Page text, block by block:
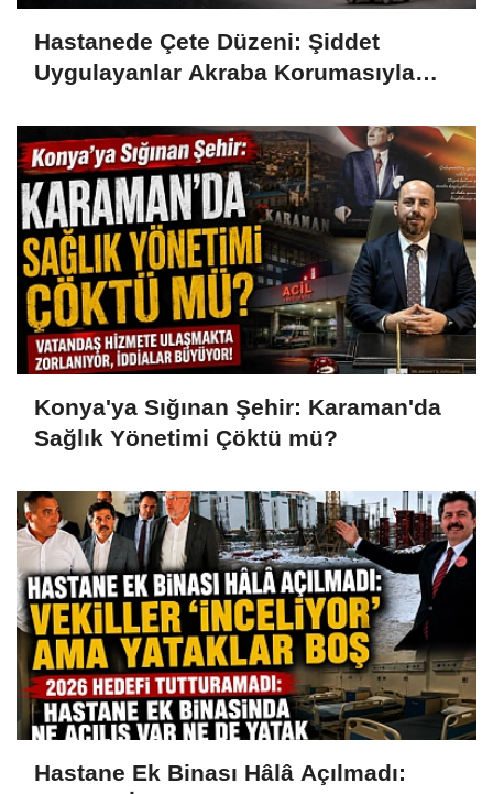
Hastanede Çete Düzeni: Şiddet
Uygulayanlar Akraba Korumasıyla
Konya'ya Sığınan Şehir: Karaman'da
Sağlık Yönetimi Çöktü mü?
Hastane Ek Binası Hâlâ Açılmadı: